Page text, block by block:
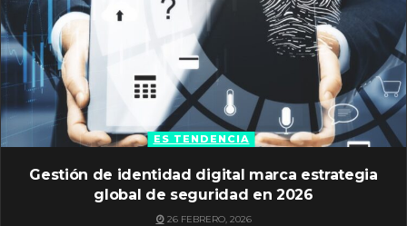
ES TENDENCIA
Gestión de identidad digital marca estrategia
global de seguridad en 2026
26 FEBRERO, 2026